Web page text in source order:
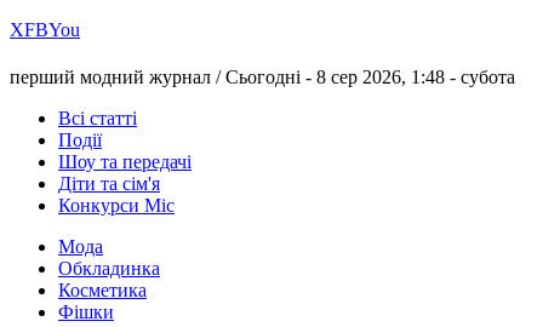
ХFBYou
перший модний журнал /Сьогодні - 8 сер 2026, 1:48 - субота
Всі статті
Події
Шоу та передачі
Діти та сім'я
Конкурси Міс
Мода
Обкладинка
Косметика
Фішки